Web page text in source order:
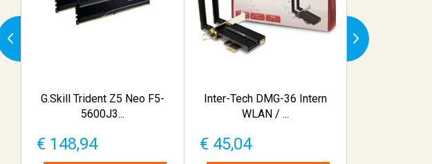
G.Skill Trident Z5 Neo F5-
5600J3...
€ 148,94
Inter-Tech DMG-36 Intern
WLAN / ...
€ 45,04